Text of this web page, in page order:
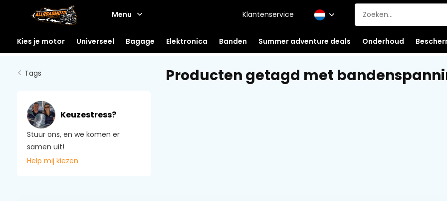
Menu Klantenservice
Kies je motor Universeel Bagage Elektronica Banden Summer adventure deals Onderhoud
Tags
Keuzestress?
Stuur ons, en we komen er
samen uit!
Help mij kiezen
Producten getagd met